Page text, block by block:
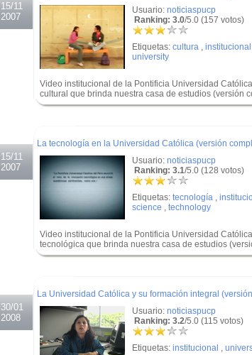
15/11
2007
Usuario: noticiaspucp
Ranking: 3.0/5.0 (157 votos)
Etiquetas: cultura , institucional
university
Video institucional de la Pontificia Universidad
cultural que brinda nuestra casa de estudios (versión
15/11
2007
La tecnología en la Universidad Católica (versión
Usuario: noticiaspucp
Ranking: 3.1/5.0 (128 votos)
Etiquetas: tecnología ,
science , technology
Video institucional de la Pontificia Universidad
tecnológica que brinda nuestra casa de estudios
30/01
2008
La Universidad Católica y su formación integral
Usuario: noticiaspucp
Ranking: 3.2/5.0 (115 votos)
Etiquetas: institucional ,